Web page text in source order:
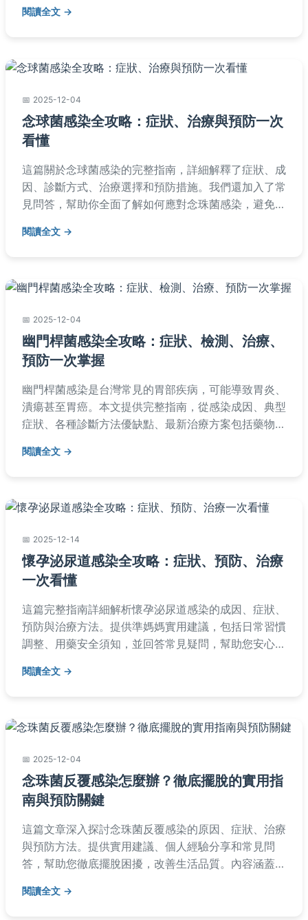
閱讀全文
2025-12-04
念球菌感染全攻略：症狀、治療與預防一次
看懂
這篇關於念球菌感染的完整指南，詳細解釋了症狀、成
因、診斷方式、治療選擇和預防措施。我們還加入了常
見問答，幫助你全面了解如何應對念珠菌感染，避免復
閱讀全文
2025-12-04
幽門桿菌感染全攻略：症狀、檢測、治療、
預防一次掌握
幽門桿菌感染是台灣常見的胃部疾病，可能導致胃炎、
潰瘍甚至胃癌。本文提供完整指南，從感染成因、典型
症狀、各種診斷方法優缺點、最新治療方案包括藥物比
常見疑問，幫助您全面認識幽門桿菌感染，做出健康決
閱讀全文
2025-12-14
懷孕泌尿道感染全攻略：症狀、預防、治療
一次看懂
這篇完整指南詳細解析懷孕泌尿道感染的成因、症狀、
預防與治療方法。提供準媽媽實用建議，包括日常習慣
調整、用藥安全須知，並回答常見疑問，幫助您安心度
用性與可讀性。
閱讀全文
2025-12-04
念珠菌反覆感染怎麼辦？徹底擺脫的實用指
南與預防關鍵
這篇文章深入探討念珠菌反覆感染的原因、症狀、治療
與預防方法。提供實用建議、個人經驗分享和常見問
答，幫助您徹底擺脫困擾，改善生活品質。內容涵蓋醫
感染困擾的讀者參考。
閱讀全文